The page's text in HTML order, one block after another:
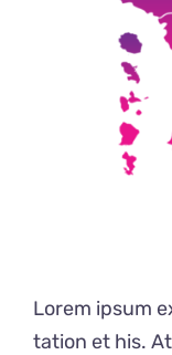
Lorem ipsum
tation et his.